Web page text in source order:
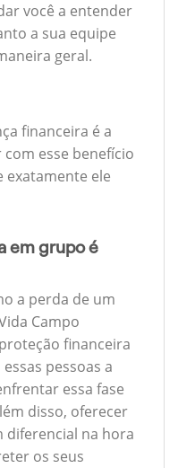
você a entender
a sua equipe
geral.
financeira é a
esse benefício
exatamente ele
em grupo é
a perda de um
Campo
financeira
pessoas a
essa fase
disso, oferecer
diferencial na hora
os seus